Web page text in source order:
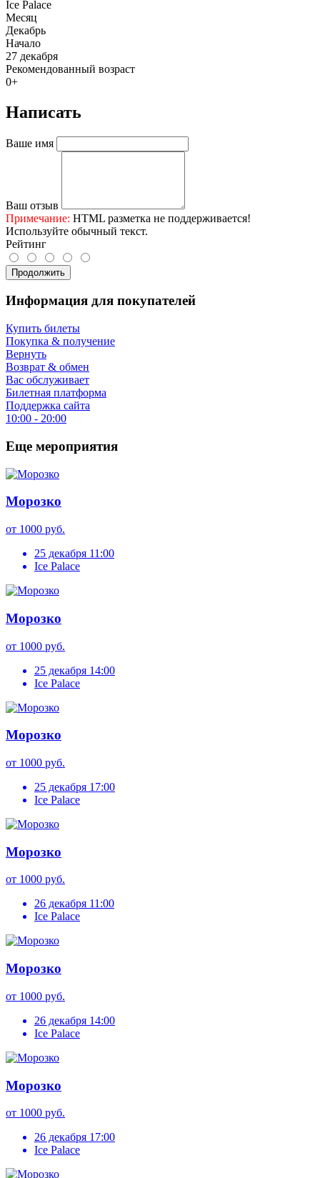
Ice Palace
Месяц
Декабрь
Начало
27 декабря
Рекомендованный возраст
0+
Написать
Ваше имя
Ваш отзыв
Примечание: HTML разметка не поддерживается!
Используйте обычный текст.
Рейтинг
Продолжить
Информация для покупателей
Купить билеты
Покупка & получение
Вернуть
Возврат & обмен
Вас обслуживает
Билетная платформа
Поддержка сайта
10:00 - 20:00
Еще мероприятия
Морозко
от 1000 руб.
25 декабря 11:00
Ice Palace
Морозко
от 1000 руб.
25 декабря 14:00
Ice Palace
Морозко
от 1000 руб.
25 декабря 17:00
Ice Palace
Морозко
от 1000 руб.
26 декабря 11:00
Ice Palace
Морозко
от 1000 руб.
26 декабря 14:00
Ice Palace
Морозко
от 1000 руб.
26 декабря 17:00
Ice Palace